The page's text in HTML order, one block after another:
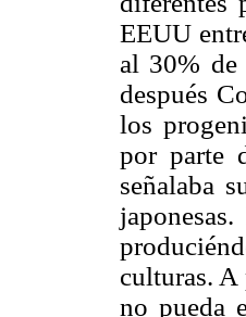
EEUU
al 30% de
después
los
por parte
señalaba
culturas. A
no pueda